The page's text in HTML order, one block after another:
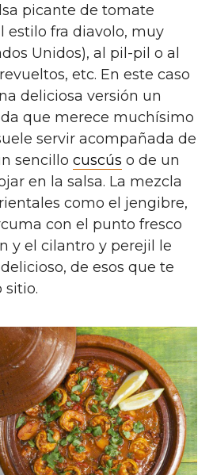
picante de tomate
estilo fra diavolo, muy
Unidos), al pil-pil o al
etc. En este caso
deliciosa versión un
que merece muchísimo
servir acompañada de
sencillo cuscús o de un
en la salsa. La mezcla
como el jengibre,
con el punto fresco
y el cilantro y perejil le
de esos que te
sitio.